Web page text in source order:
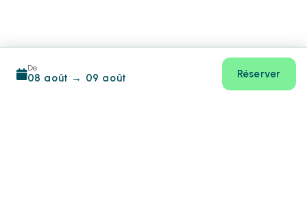
De
08 août → 09 août Réserver